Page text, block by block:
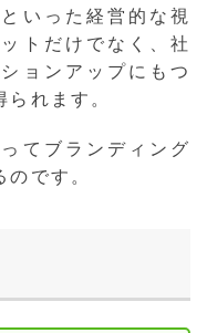
いった経営的な視
トだけでなく、社
ョンアップにもつ
れます。
てブランディング
です。